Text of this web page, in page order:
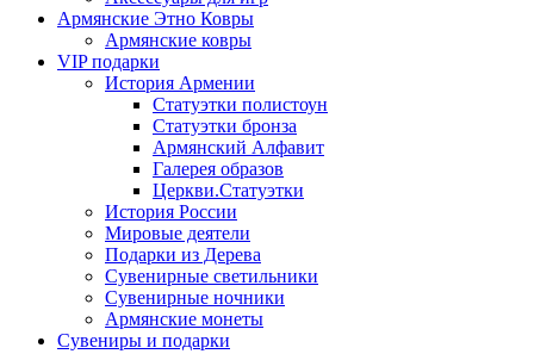
Армянские Этно Ковры
Армянские ковры
VIP подарки
История Армении
Статуэтки полистоун
Статуэтки бронза
Армянский Алфавит
Галерея образов
Церкви.Статуэтки
История России
Мировые деятели
Подарки из Дерева
Сувенирные светильники
Сувенирные ночники
Армянские монеты
Сувениры и подарки